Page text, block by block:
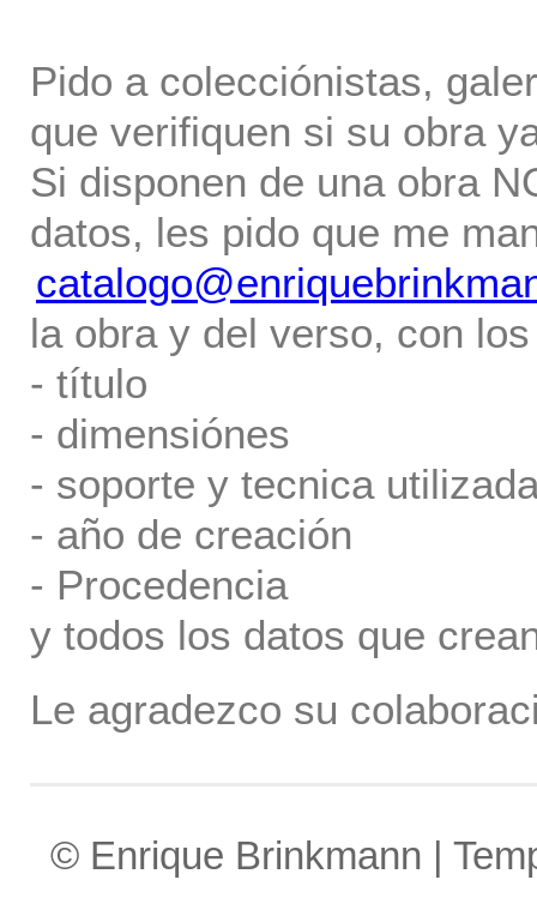
Pido a colecciónistas,
que verifiquen si su obra
Si disponen de una obra
datos, les pido que me
la obra y del verso, con
- título
- dimensiónes
- soporte y tecnica
- año de creación
- Procedencia
y todos los datos que
Le agradezco su
© Enrique Brinkmann |